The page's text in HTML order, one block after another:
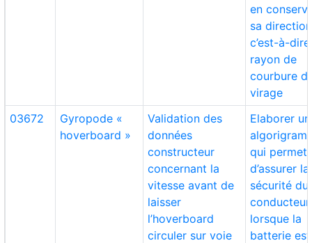
en
sa
c’est-à-
rayon de
courbure
virage
03672
Gyropode «
hoverboard »
Validation des
données
constructeur
concernant la
vitesse avant de
laisser
l’hoverboard
circuler sur voie
Elaborer un
qui
d’assurer la
sécurité du
conducteur
lorsque la
batterie est